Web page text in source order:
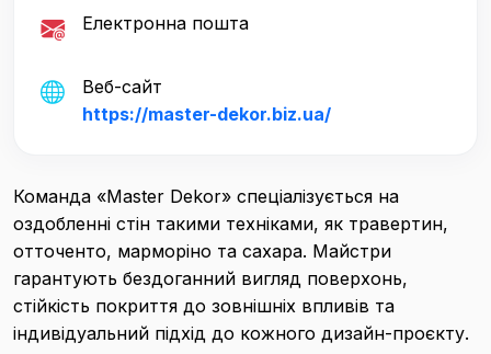
Електронна пошта
Веб-сайт
https://master-dekor.biz.ua/
Команда «Master Dekor» спеціалізується на
оздобленні стін такими техніками, як травертин,
отточенто, марморіно та сахара. Майстри
гарантують бездоганний вигляд поверхонь,
стійкість покриття до зовнішніх впливів та
індивідуальний підхід до кожного дизайн-проєкту.